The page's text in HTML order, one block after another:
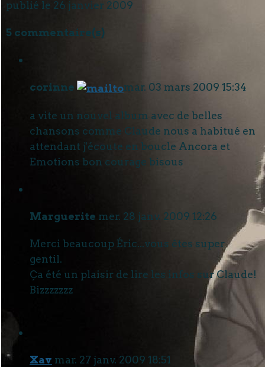
publié le 26 janvier 2009
5 commentaire(s)
corinne mar. 03 mars 2009 15:34
a vite un nouvel album avec de belles
chansons comme Claude nous a habitué en
attendant j'écoute en boucle Ancora et
Emotions bon courage bisous
Marguerite mer. 28 janv. 2009 12:26
Merci beaucoup Éric...vous êtes super
gentil.
Ça été un plaisir de lire les infos sur Claude!
Bizzzzzzz
Xav mar. 27 janv. 2009 18:51